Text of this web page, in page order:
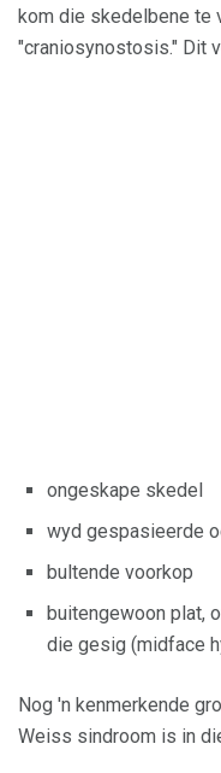
kom die skedelbene te
"craniosynostosis." Dit
ongeskape skedel
wyd gespasieerde
bultende voorkop
buitengewoon plat,
die gesig (midface
Nog 'n kenmerkende
Weiss sindroom is in